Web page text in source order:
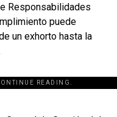
Responsabilidades
puede
un exhorto hasta la
READING.